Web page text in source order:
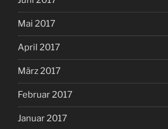
Mai 2017
April 2017
März 2017
Februar 2017
Januar 2017